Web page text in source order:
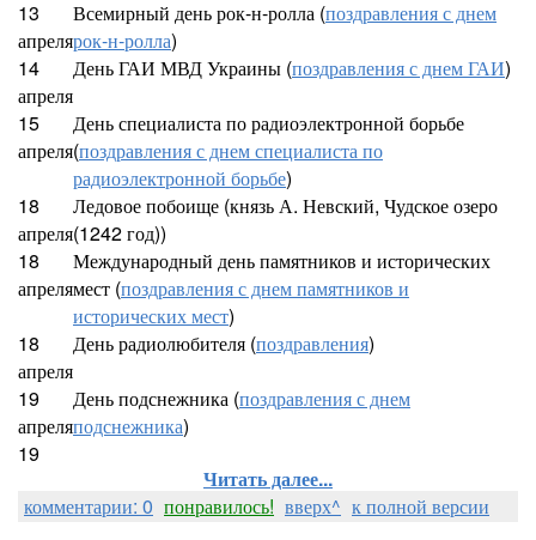
13
апреля
Всемирный день рок-н-ролла (поздравления с днем
рок-н-ролла)
14
апреля
День ГАИ МВД Украины (поздравления с днем ГАИ)
15
апреля
День специалиста по радиоэлектронной борьбе
(поздравления с днем специалиста по
радиоэлектронной борьбе)
18
апреля
Ледовое побоище (князь А. Невский, Чудское озеро
(1242 год))
18
апреля
Международный день памятников и исторических
мест (поздравления с днем памятников и
исторических мест)
18
апреля
День радиолюбителя (поздравления)
19
апреля
День подснежника (поздравления с днем
подснежника)
19
Читать далее...
комментарии: 0 понравилось! вверх^ к полной версии